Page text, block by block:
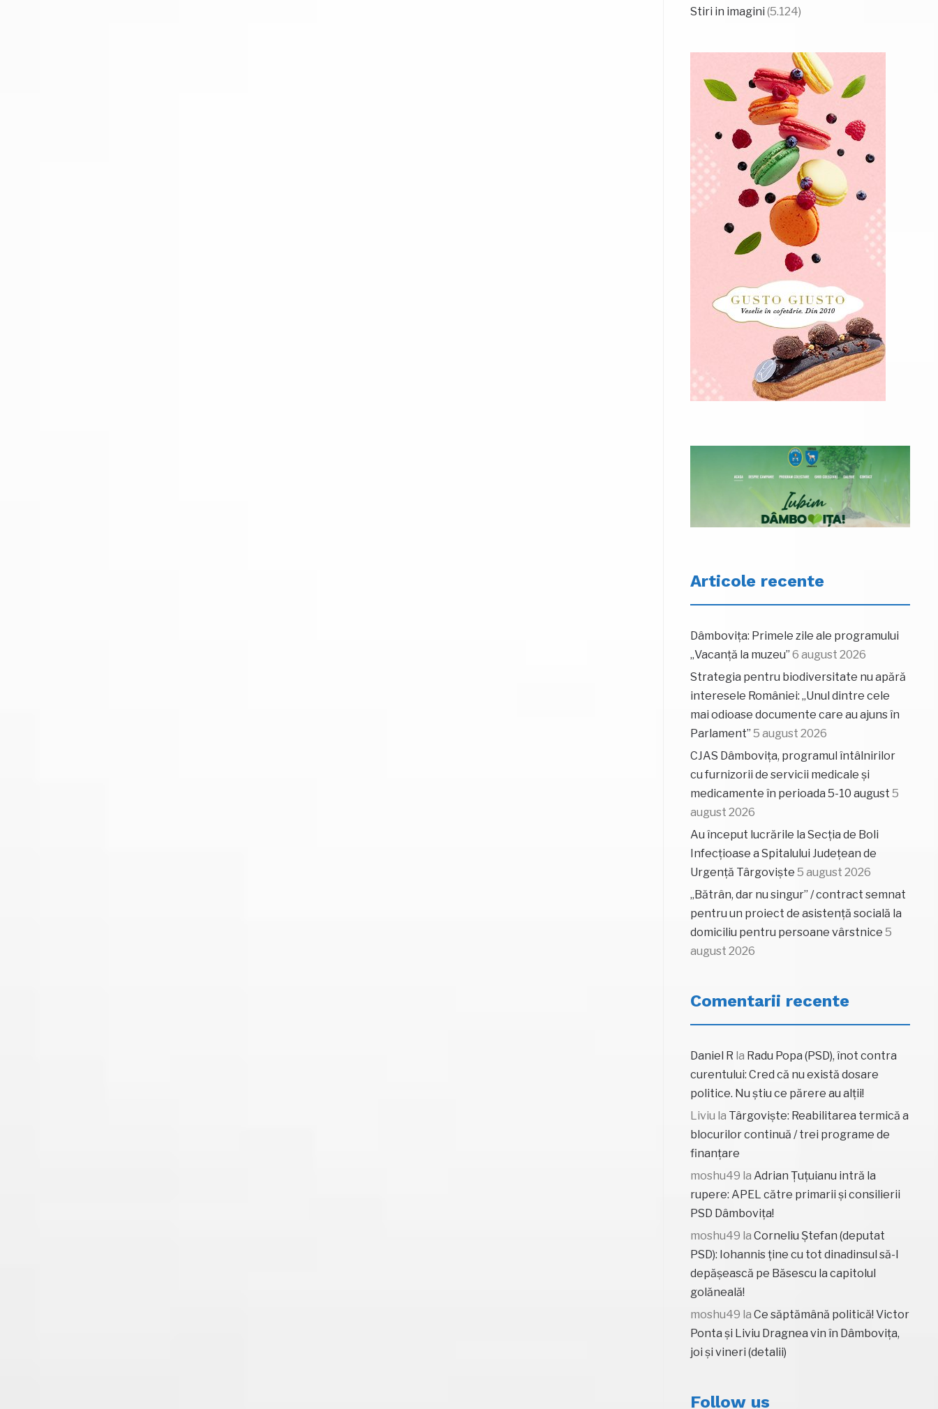
Stiri in imagini (5.124)
Articole recente
Dâmbovița: Primele zile ale programului
„Vacanță la muzeu” 6 august 2026
Strategia pentru biodiversitate nu apără
interesele României: „Unul dintre cele
mai odioase documente care au ajuns în
Parlament” 5 august 2026
CJAS Dâmbovița, programul întâlnirilor
cu furnizorii de servicii medicale și
medicamente în perioada 5-10 august 5
august 2026
Au început lucrările la Secția de Boli
Infecțioase a Spitalului Județean de
Urgență Târgoviște 5 august 2026
„Bătrân, dar nu singur” / contract semnat
pentru un proiect de asistență socială la
domiciliu pentru persoane vârstnice 5
august 2026
Comentarii recente
Daniel R la Radu Popa (PSD), înot contra
curentului: Cred că nu există dosare
politice. Nu știu ce părere au alții!
Liviu la Târgoviște: Reabilitarea termică a
blocurilor continuă / trei programe de
finanțare
moshu49 la Adrian Țuțuianu intră la
rupere: APEL către primarii și consilierii
PSD Dâmbovița!
moshu49 la Corneliu Ștefan (deputat
PSD): Iohannis ține cu tot dinadinsul să-l
depășească pe Băsescu la capitolul
golăneală!
moshu49 la Ce săptămână politică! Victor
Ponta și Liviu Dragnea vin în Dâmbovița,
joi și vineri (detalii)
Follow us